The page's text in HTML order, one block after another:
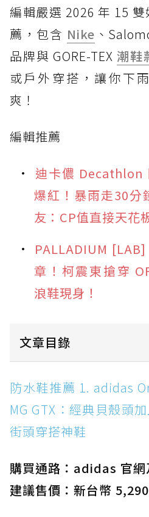
編輯嚴選 2026 年 15
薦，包含 Nike 、
品牌與 GORE-TEX 潮鞋
或戶外穿搭，讓你下
爽！
編輯推薦
迪卡儂 Decathlon
爆紅！暴雨走30
友：CP值直接天花
PALLADIUM
章！柯震東搶穿
浪鞋現身！
文章目錄
防水鞋推薦 1. adidas
MG GTX：經典貝殼頭
頭穿搭神鞋
防水鞋推薦 2. New
防水鞋推薦 3. Nike
經典 Dunk 輪廓加上防
打折
防水鞋推薦 1. adidas
MG GTX：經典貝殼頭
街頭穿搭神鞋
購買通路：adidas 官網
建議售價：新台幣